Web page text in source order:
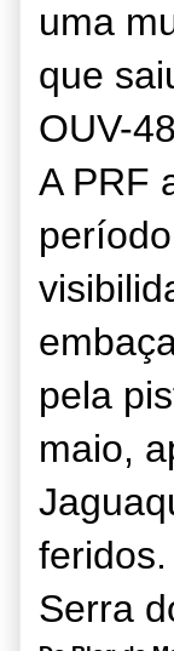
uma
que
OUV-
A PRF
pela
maio,
Serra